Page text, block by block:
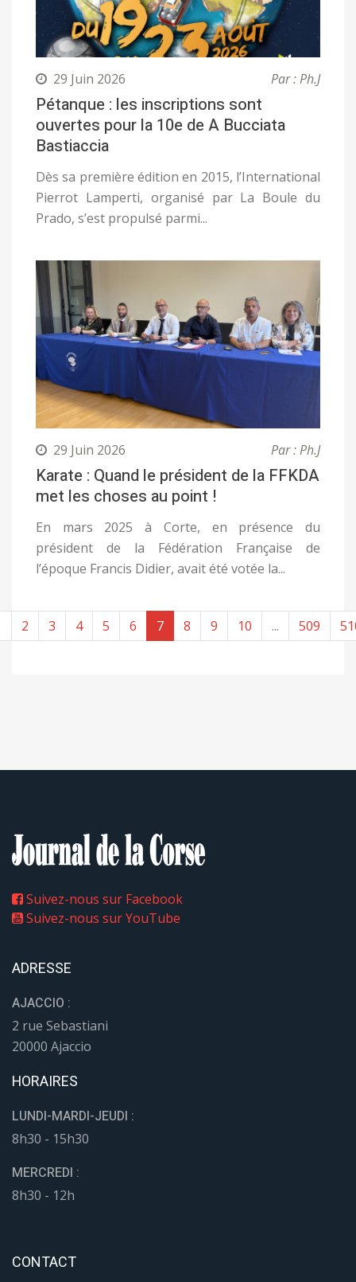
29 Juin 2026 Par : Ph.J
Pétanque : les inscriptions sont
ouvertes pour la 10e de A Bucciata
Bastiaccia
Dès sa première édition en 2015, l’International
Pierrot Lamperti, organisé par La Boule du
Prado, s’est propulsé parmi...
29 Juin 2026 Par : Ph.J
Karate : Quand le président de la FFKDA
met les choses au point !
En mars 2025 à Corte, en présence du
président de la Fédération Française de
l’époque Francis Didier, avait été votée la...
2 3 4 5 6 7 8 9 10 ... 509
Suivez-nous sur Facebook
Suivez-nous sur YouTube
ADRESSE
AJACCIO :
2 rue Sebastiani
20000 Ajaccio
HORAIRES
LUNDI-MARDI-JEUDI :
8h30 - 15h30
MERCREDI :
8h30 - 12h
CONTACT